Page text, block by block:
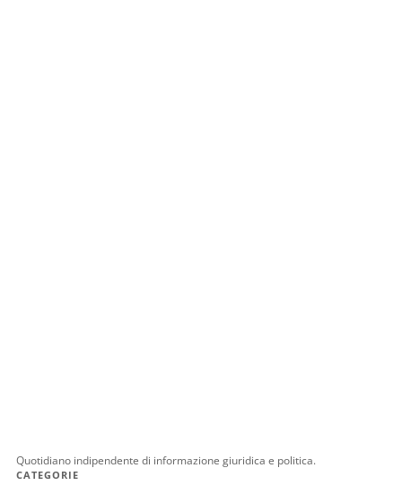
Quotidiano indipendente di informazione giuridica e politica.
CATEGORIE